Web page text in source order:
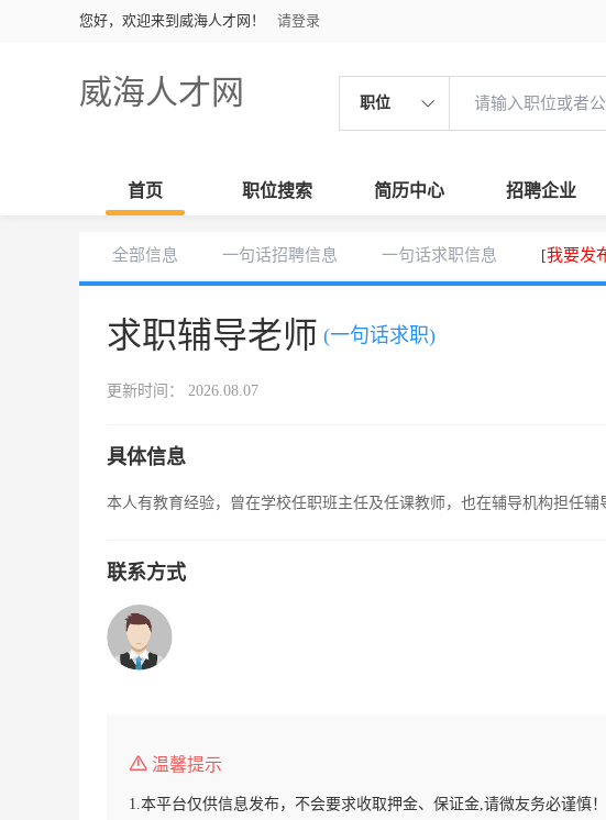
您好，欢迎来到威海人才网！ 请登录
威海人才网 职位
首页 职位搜索 简历中心 招聘企业
全部信息 一句话招聘信息 一句话求职信息 [我要发
求职辅导老师 (一句话求职)
更新时间： 2026.08.07
具体信息
本人有教育经验，曾在学校任职班主任及任课教师，也在辅导机构担任
联系方式
温馨提示
1.本平台仅供信息发布，不会要求收取押金、保证金,请微友务必谨慎！